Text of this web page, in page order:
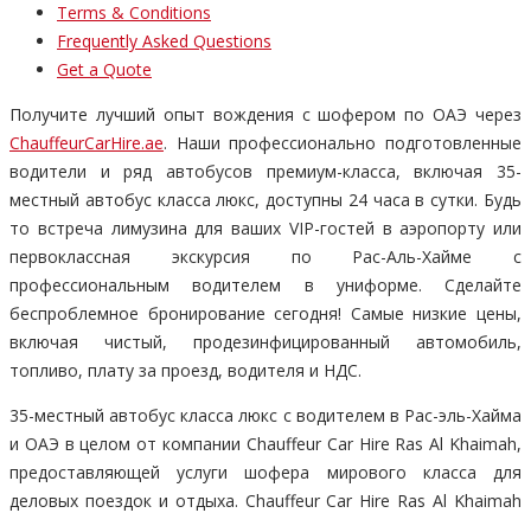
Terms & Conditions
Frequently Asked Questions
Get a Quote
Получите лучший опыт вождения с шофером по ОАЭ через
ChauffeurCarHire.ae. Наши профессионально подготовленные
водители и ряд автобусов премиум-класса, включая 35-
местный автобус класса люкс, доступны 24 часа в сутки. Будь
то встреча лимузина для ваших VIP-гостей в аэропорту или
первоклассная экскурсия по Рас-Аль-Хайме с
профессиональным водителем в униформе. Сделайте
беспроблемное бронирование сегодня! Самые низкие цены,
включая чистый, продезинфицированный автомобиль,
топливо, плату за проезд, водителя и НДС.
35-местный автобус класса люкс с водителем в Рас-эль-Хайма
и ОАЭ в целом от компании Chauffeur Car Hire Ras Al Khaimah,
предоставляющей услуги шофера мирового класса для
деловых поездок и отдыха. Chauffeur Car Hire Ras Al Khaimah